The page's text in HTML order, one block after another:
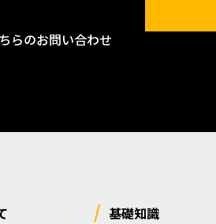
らのお問い合わせ
基礎知識